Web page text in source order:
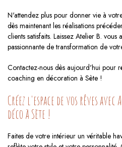
N'attendez plus pour donner vie à
dès maintenant les réalisations
clients satisfaits. Laissez Atelier B.
passionnante de transformation de
Contactez-nous dès aujourd'hui pour
coaching en décoration à Sète !
Créez l'espace de vos rêves
déco à Sète !
Faites de votre intérieur un véritable